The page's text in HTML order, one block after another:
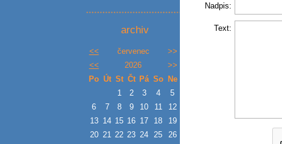
Nadpis:
Text:
archiv
<< červenec
>>
<<
2026
>>
Po Út St Čt Pá So
Ne
1
2 3 4
5
6
7 8 9 10 11
12
13 14 15 16 17 18
19
20 21 22 23 24 25 26